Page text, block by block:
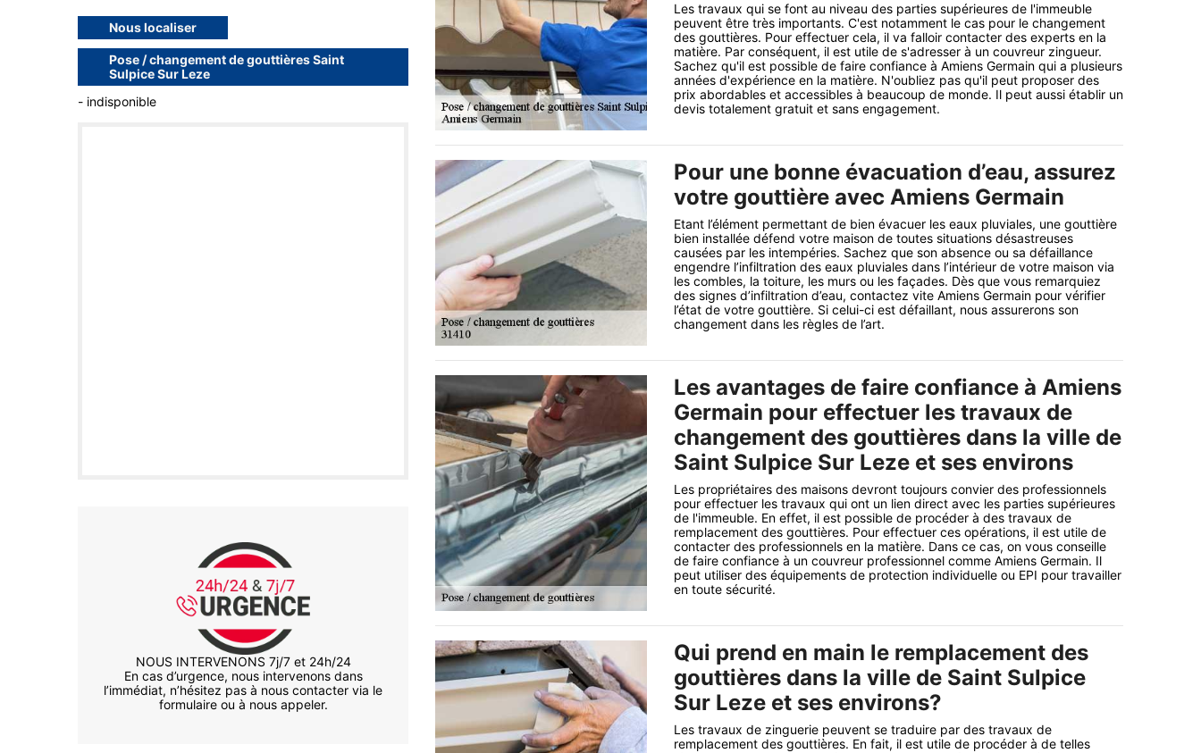
Nous localiser
Pose / changement de gouttières Saint
Sulpice Sur Leze
- indisponible
NOUS INTERVENONS 7j/7 et 24h/24
En cas d’urgence, nous intervenons dans
l’immédiat, n’hésitez pas à nous contacter via le
formulaire ou à nous appeler.
Les travaux qui se font au niveau des parties supérieures de l'immeuble
peuvent être très importants. C'est notamment le cas pour le changement
des gouttières. Pour effectuer cela, il va falloir contacter des experts en la
matière. Par conséquent, il est utile de s'adresser à un couvreur zingueur.
Sachez qu'il est possible de faire confiance à Amiens Germain qui a plusieurs
années d'expérience en la matière. N'oubliez pas qu'il peut proposer des
prix abordables et accessibles à beaucoup de monde. Il peut aussi établir un
devis totalement gratuit et sans engagement.
Pour une bonne évacuation d’eau, assurez
votre gouttière avec Amiens Germain
Etant l’élément permettant de bien évacuer les eaux pluviales, une gouttière
bien installée défend votre maison de toutes situations désastreuses
causées par les intempéries. Sachez que son absence ou sa défaillance
engendre l’infiltration des eaux pluviales dans l’intérieur de votre maison via
les combles, la toiture, les murs ou les façades. Dès que vous remarquiez
des signes d’infiltration d’eau, contactez vite Amiens Germain pour vérifier
l’état de votre gouttière. Si celui-ci est défaillant, nous assurerons son
changement dans les règles de l’art.
Les avantages de faire confiance à Amiens
Germain pour effectuer les travaux de
changement des gouttières dans la ville de
Saint Sulpice Sur Leze et ses environs
Les propriétaires des maisons devront toujours convier des professionnels
pour effectuer les travaux qui ont un lien direct avec les parties supérieures
de l'immeuble. En effet, il est possible de procéder à des travaux de
remplacement des gouttières. Pour effectuer ces opérations, il est utile de
contacter des professionnels en la matière. Dans ce cas, on vous conseille
de faire confiance à un couvreur professionnel comme Amiens Germain. Il
peut utiliser des équipements de protection individuelle ou EPI pour travailler
en toute sécurité.
Qui prend en main le remplacement des
gouttières dans la ville de Saint Sulpice
Sur Leze et ses environs?
Les travaux de zinguerie peuvent se traduire par des travaux de
remplacement des gouttières. En fait, il est utile de procéder à de telles